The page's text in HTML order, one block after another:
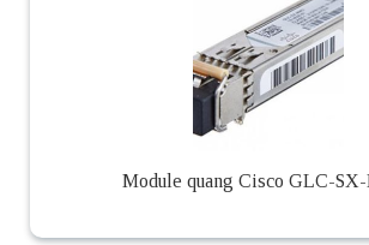
Module quang Cisco GLC-